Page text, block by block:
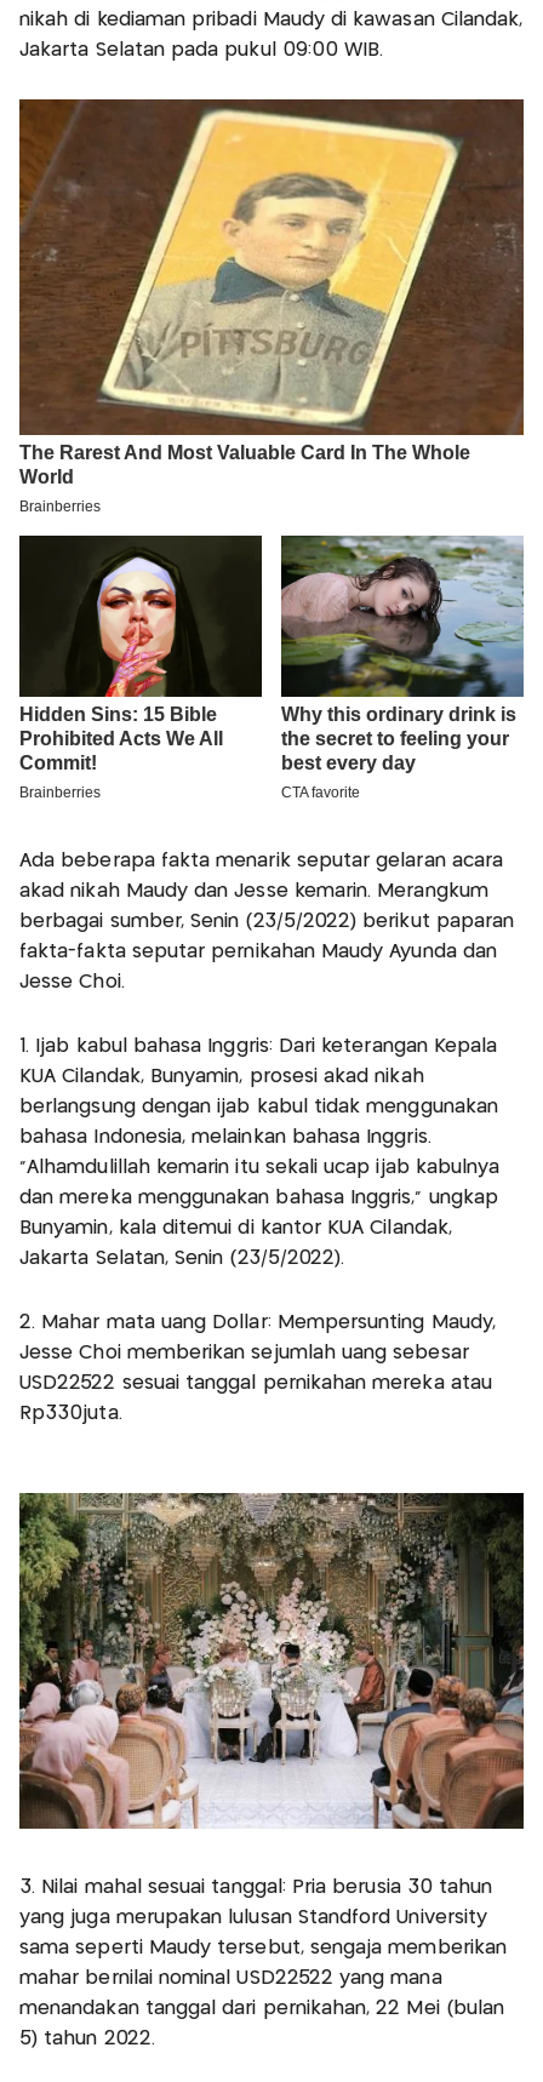
nikah di kediaman pribadi Maudy di kawasan Cilandak,
Jakarta Selatan pada pukul 09:00 WIB.
Ada beberapa fakta menarik seputar gelaran acara
akad nikah Maudy dan Jesse kemarin. Merangkum
berbagai sumber, Senin (23/5/2022) berikut paparan
fakta-fakta seputar pernikahan Maudy Ayunda dan
Jesse Choi.
1. Ijab kabul bahasa Inggris: Dari keterangan Kepala
KUA Cilandak, Bunyamin, prosesi akad nikah
berlangsung dengan ijab kabul tidak menggunakan
bahasa Indonesia, melainkan bahasa Inggris.
"Alhamdulillah kemarin itu sekali ucap ijab kabulnya
dan mereka menggunakan bahasa Inggris," ungkap
Bunyamin, kala ditemui di kantor KUA Cilandak,
Jakarta Selatan, Senin (23/5/2022).
2. Mahar mata uang Dollar: Mempersunting Maudy,
Jesse Choi memberikan sejumlah uang sebesar
USD22522 sesuai tanggal pernikahan mereka atau
Rp330juta.
3. Nilai mahal sesuai tanggal: Pria berusia 30 tahun
yang juga merupakan lulusan Standford University
sama seperti Maudy tersebut, sengaja memberikan
mahar bernilai nominal USD22522 yang mana
menandakan tanggal dari pernikahan, 22 Mei (bulan
5) tahun 2022.